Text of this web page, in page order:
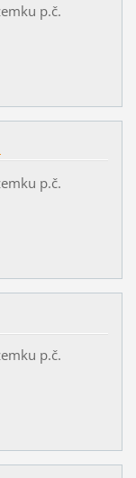
p.č.
p.č.
p.č.